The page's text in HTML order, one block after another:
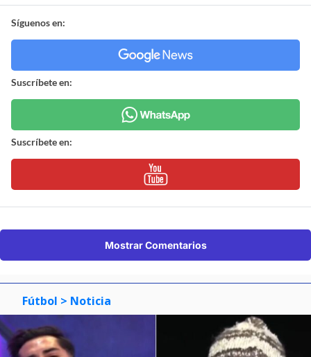
Síguenos en:
Suscríbete en:
Suscríbete en:
Mostrar Comentarios
Fútbol > Noticia